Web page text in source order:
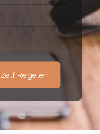
Zelf Regelen